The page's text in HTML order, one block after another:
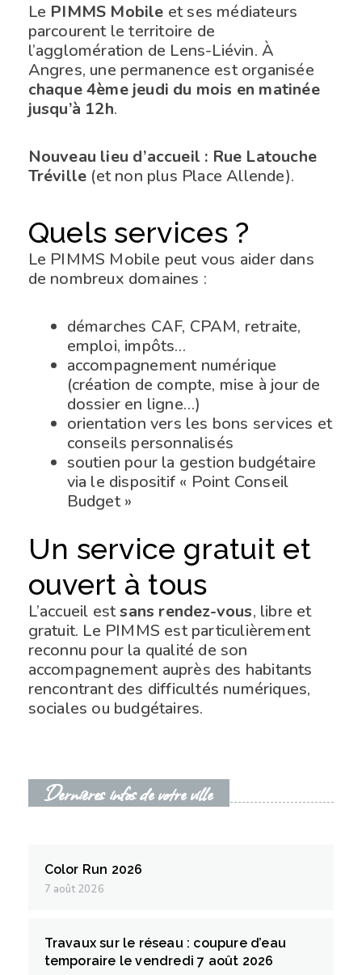
Le PIMMS Mobile et ses médiateurs
parcourent le territoire de
l’agglomération de Lens-Liévin. À
Angres, une permanence est organisée
chaque 4ème jeudi du mois en matinée
jusqu’à 12h.
Nouveau lieu d’accueil : Rue Latouche
Tréville (et non plus Place Allende).
Quels services ?
Le PIMMS Mobile peut vous aider dans
de nombreux domaines :
démarches CAF, CPAM, retraite,
emploi, impôts…
accompagnement numérique
(création de compte, mise à jour de
dossier en ligne…)
orientation vers les bons services et
conseils personnalisés
soutien pour la gestion budgétaire
via le dispositif « Point Conseil
Budget »
Un service gratuit et
ouvert à tous
L’accueil estsans rendez-vous, libre et
gratuit. Le PIMMS est particulièrement
reconnu pour la qualité de son
accompagnement auprès des habitants
rencontrant des difficultés numériques,
sociales ou budgétaires.
Dernières infos de votre ville
Color Run 2026
7 août 2026
Travaux sur le réseau : coupure d’eau
temporaire le vendredi 7 août 2026